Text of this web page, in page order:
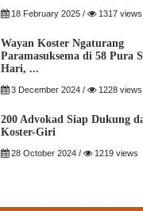
18 February 2025 / 1317 views
Wayan Koster Ngaturang
Paramasuksema di 58 Pura
Hari, ...
3 December 2024 / 1228 views
200 Advokad Siap Dukung
Koster-Giri
28 October 2024 / 1219 views